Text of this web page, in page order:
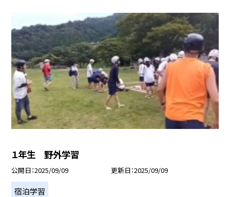
１年生 野外学習
公開日 2025/09/09 更新日 2025/09/09
宿泊学習